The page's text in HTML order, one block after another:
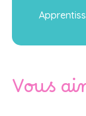
Vous